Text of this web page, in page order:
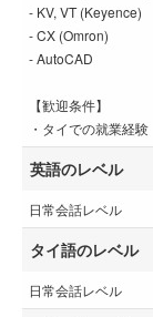
- KV, VT (Keyence)
- CX (Omron)
- AutoCAD
【歓迎条件】
・タイでの就業経験
英語のレベル
日常会話レベル
タイ語のレベル
日常会話レベル